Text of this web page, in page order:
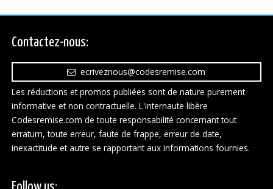
Contactez-nous:
ecriveznous@codesremise.com
Les réductions et promos publiées sont de nature purement
informative et non contractuelle. L'internaute libère
Codesremise.com de toute responsabilité concernant tout
erratum, toute erreur, faute de frappe, erreur de date,
inexactitude et autre se rapportant aux informations fournies.